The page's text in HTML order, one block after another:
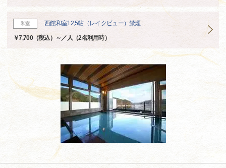
和室 西館和室12,5帖（レイクビュー）禁煙
￥7,700（税込）～／人（2名利用時）